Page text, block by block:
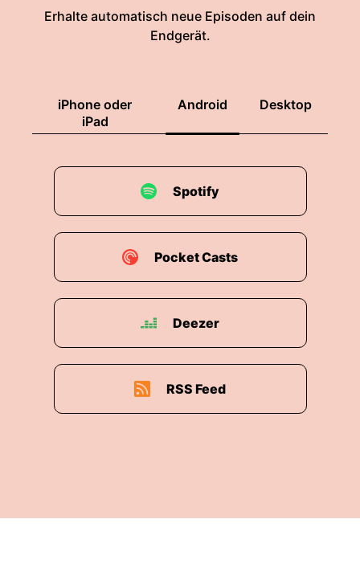
Erhalte automatisch neue Episoden auf dein
Endgerät.
iPhone oder
iPad
Android Desktop
Spotify
Pocket Casts
Deezer
RSS Feed